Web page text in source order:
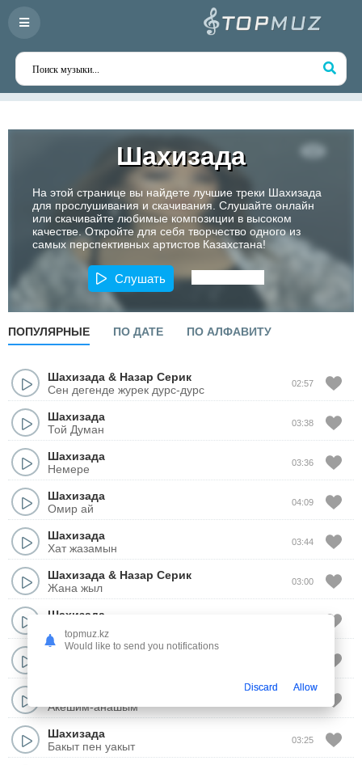
Шахизада
На этой странице вы найдете лучшие треки Шахизада
для прослушивания и скачивания. Слушайте онлайн
или скачивайте любимые композиции в высоком
качестве. Откройте для себя творчество одного из
самых перспективных артистов Казахстана!
Слушать
ПОПУЛЯРНЫЕ ПО ДАТЕ ПО АЛФАВИТУ
Шахизада & Назар Серик
Сен дегенде журек дурс-дурс
02:57
Шахизада
Той Думан
03:38
Шахизада
Немере
03:36
Шахизада
Омир ай
04:09
Шахизада
Хат жазамын
03:44
Шахизада & Назар Серик
Жана жыл
03:00
Шахизада
Бул махаббат па достык па?
Шахизада& Али Сенби
Акешим-анашым
Шахизада
Бакыт пен уакыт
03:25
topmuz.kz
Would like to send you notifications
Discard Allow